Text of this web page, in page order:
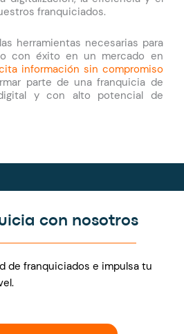
franquiciados.
herramientas necesarias para
con éxito en un mercado en
información sin compromiso
parte de una franquicia de
y con alto potencial de
con nosotros
de franquiciados e impulsa tu